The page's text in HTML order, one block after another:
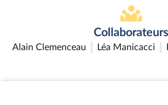
Collaborateurs
Alain Clemenceau Léa Manicacci